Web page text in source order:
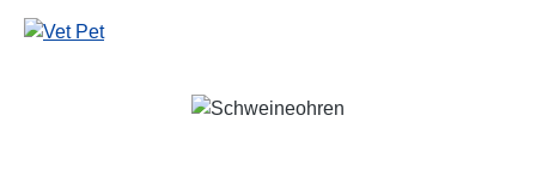
Bildergalerie überspringen